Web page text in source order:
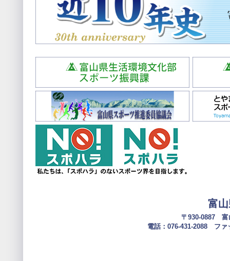
富
〒930-0887 富
電話：076-431-2088 フ